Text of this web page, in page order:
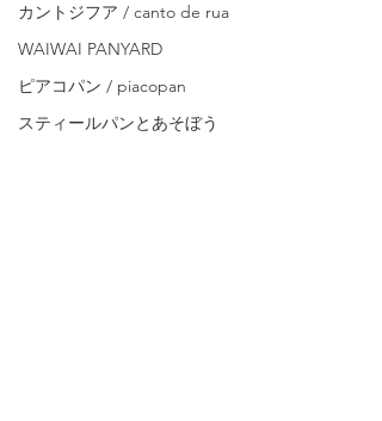
カントジフア / canto de rua
WAIWAI PANYARD
ピアコパン / piacopan
スティールパンとあそぼう